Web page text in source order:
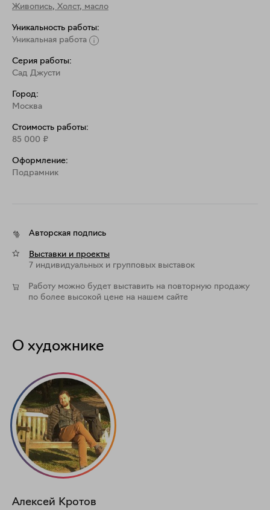
Живопись, Холст, масло
Уникальность работы:
Уникальная работа
Серия работы:
Сад Джусти
Город:
Москва
Стоимость работы:
85 000 ₽
Оформление:
Подрамник
Авторская подпись
Выставки и проекты
7 индивидуальных и групповых выставок
Работу можно будет выставить на повторную продажу
по более высокой цене на нашем сайте
О художнике
Алексей Кротов